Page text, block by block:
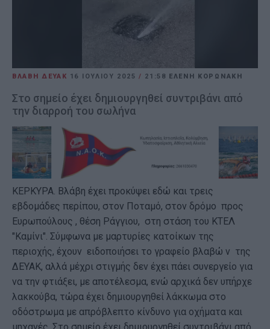
ΒΛΑΒΗ ΔΕΥΑΚ 16 ΙΟΥΛΊΟΥ 2025 / 21:58 ΕΛΕΝΗ ΚΟΡΩΝΑΚΗ
Στο σημείο έχει δημιουργηθεί συντριβάνι από
την διαρροή του σωλήνα
ΚΕΡΚΥΡΑ. Βλάβη έχει προκύψει εδώ και τρεις
εβδομάδες περίπου, στον Ποταμό, στον δρόμο προς
Ευρωπούλους , θέση Ράγγιου, στη στάση του ΚΤΕΛ
"Καμίνι". Σύμφωνα με μαρτυρίες κατοίκων της
περιοχής, έχουν ειδοποιήσει το γραφείο βλαβώ ν της
ΔΕΥΑΚ, αλλά μέχρι στιγμής δεν έχει πάει συνεργείο για
να την φτιάξει, με αποτέλεσμα, ενώ αρχικά δεν υπήρχε
λακκούβα, τώρα έχει δημιουργηθεί λάκκωμα στο
οδόστρωμα με απρόβλεπτο κίνδυνο για οχήματα και
μηχανές. Στο σημείο έχει δημιουργηθεί συντριβάνι από